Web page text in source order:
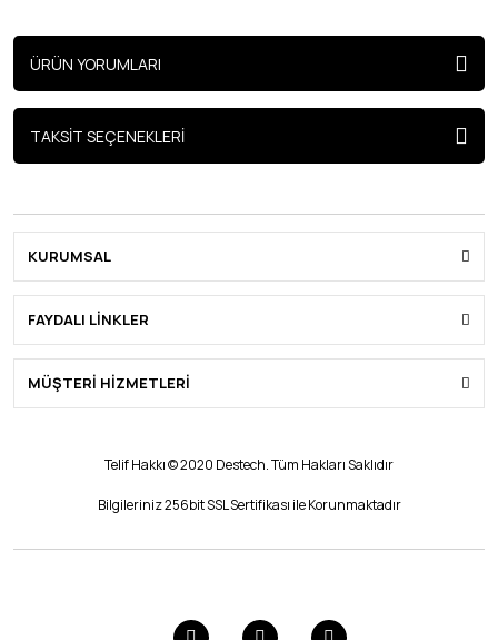
ÜRÜN YORUMLARI
TAKSİT SEÇENEKLERİ
KURUMSAL
FAYDALI LİNKLER
MÜŞTERİ HİZMETLERİ
Telif Hakkı © 2020 Destech. Tüm Hakları Saklıdır
Bilgileriniz 256bit SSL Sertifikası ile Korunmaktadır